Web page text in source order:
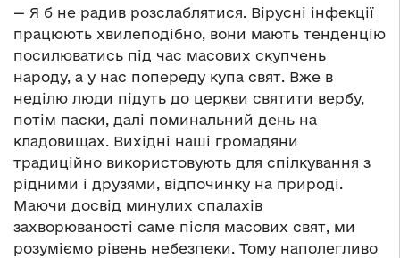
— Я б не радив розслаблятися. Вірусні інфекції
працюють хвилеподібно, вони мають тенденцію
посилюватись під час масових скупчень
народу, а у нас попереду купа свят. Вже в
неділю люди підуть до церкви святити вербу,
потім паски, далі поминальний день на
кладовищах. Вихідні наші громадяни
традиційно використовують для спілкування з
рідними і друзями, відпочинку на природі.
Маючи досвід минулих спалахів
захворюваності саме після масових свят, ми
розуміємо рівень небезпеки. Тому наполегливо